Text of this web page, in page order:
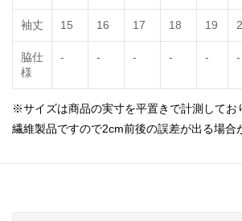
袖丈 15 16 17 18 19
脇仕
様
- - - - - -
※サイズは商品の実寸を平置きで計測してお
繊維製品ですので2cm前後の誤差が出る場合